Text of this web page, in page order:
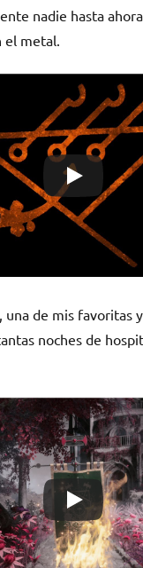
nadie hasta
el metal.
una de mis favoritas
noches de